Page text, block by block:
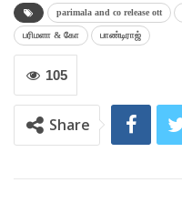
parimala and co release ott
பரிமளா & கோ பாண்டிராஜ்
105
Share